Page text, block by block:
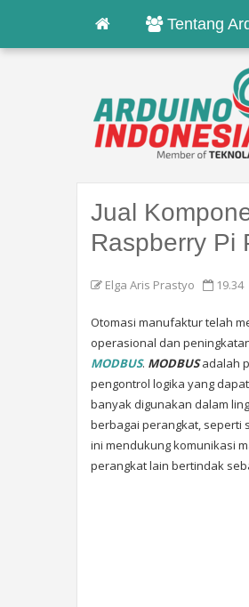
Tentang
Jual
Raspberry Pi
Elga Aris Prastyo 19.34
Otomasi manufaktur telah
operasional dan
MODBUS. MODBUSadalah
pengontrol logika yang
banyak digunakan dalam
berbagai perangkat, seperti
ini mendukung komunikasi
perangkat lain bertindak